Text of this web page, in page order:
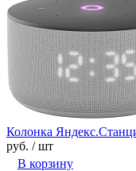
Колонка
руб. / шт
В корзину